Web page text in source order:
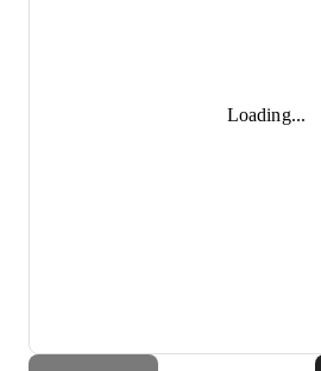
Loading...